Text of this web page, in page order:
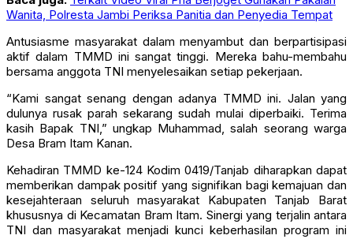
Wanita, Polresta Jambi Periksa Panitia dan Penyedia Tempat
Antusiasme masyarakat dalam menyambut dan berpartisipasi
aktif dalam TMMD ini sangat tinggi. Mereka bahu-membahu
bersama anggota TNI menyelesaikan setiap pekerjaan.
“Kami sangat senang dengan adanya TMMD ini. Jalan yang
dulunya rusak parah sekarang sudah mulai diperbaiki. Terima
kasih Bapak TNI,” ungkap Muhammad, salah seorang warga
Desa Bram Itam Kanan.
Kehadiran TMMD ke-124 Kodim 0419/Tanjab diharapkan dapat
memberikan dampak positif yang signifikan bagi kemajuan dan
kesejahteraan seluruh masyarakat Kabupaten Tanjab Barat
khususnya di Kecamatan Bram Itam. Sinergi yang terjalin antara
TNI dan masyarakat menjadi kunci keberhasilan program ini